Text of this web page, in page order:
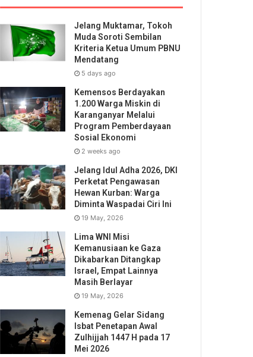
Jelang Muktamar, Tokoh
Muda Soroti Sembilan
Kriteria Ketua Umum PBNU
Mendatang
5 days ago
Kemensos Berdayakan
1.200 Warga Miskin di
Karanganyar Melalui
Program Pemberdayaan
Sosial Ekonomi
2 weeks ago
Jelang Idul Adha 2026, DKI
Perketat Pengawasan
Hewan Kurban: Warga
Diminta Waspadai Ciri Ini
19 May, 2026
Lima WNI Misi
Kemanusiaan ke Gaza
Dikabarkan Ditangkap
Israel, Empat Lainnya
Masih Berlayar
19 May, 2026
Kemenag Gelar Sidang
Isbat Penetapan Awal
Zulhijjah 1447 H pada 17
Mei 2026